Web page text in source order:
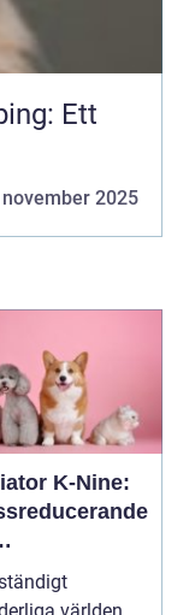
Ett
2025
K-Nine: